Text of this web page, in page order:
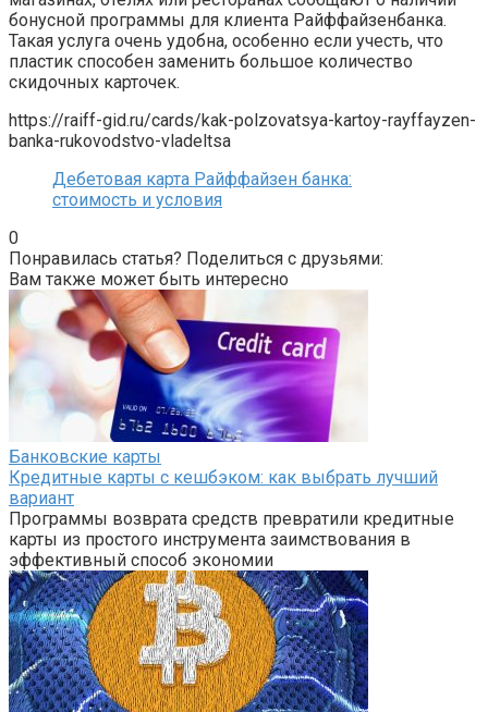
бонусной программы для клиента Райффайзенбанка.
Такая услуга очень удобна, особенно если учесть, что
пластик способен заменить большое количество
скидочных карточек.
https://raiff-gid.ru/cards/kak-polzovatsya-kartoy-rayffayzen-
banka-rukovodstvo-vladeltsa
Дебетовая карта Райффайзен банка:
стоимость и условия
0
Понравилась статья? Поделиться с друзьями:
Вам также может быть интересно
Банковские карты
Кредитные карты с кешбэком: как выбрать лучший
вариант
Программы возврата средств превратили кредитные
карты из простого инструмента заимствования в
эффективный способ экономии